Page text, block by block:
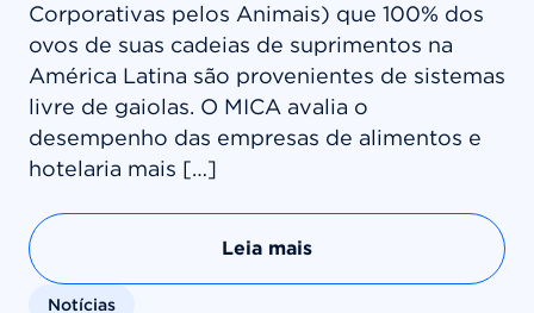
Corporativas pelos Animais) que 100% dos
ovos de suas cadeias de suprimentos na
América Latina são provenientes de sistemas
livre de gaiolas. O MICA avalia o
desempenho das empresas de alimentos e
hotelaria mais […]
Leia mais
Notícias